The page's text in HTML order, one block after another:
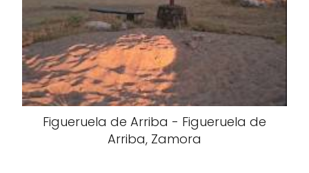
Figueruela de Arriba - Figueruela de
Arriba, Zamora